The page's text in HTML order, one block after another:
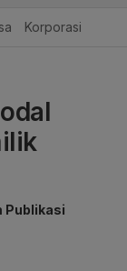
Korporasi
Publikasi